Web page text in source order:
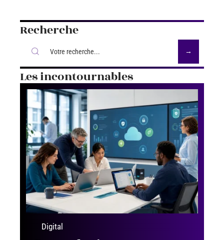
Recherche
Les incontournables
Digital